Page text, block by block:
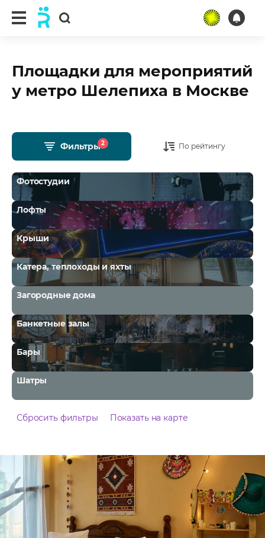
Площадки для мероприятий
у метро Шелепиха в Москве
Фильтры2 По рейтингу
Фотостудии
Лофты
Крыши
Катера, теплоходы и яхты
Загородные дома
Банкетные залы
Бары
Шатры
Сбросить фильтры Показать на карте